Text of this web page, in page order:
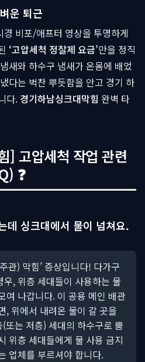
운 퇴근
비포/애프터 영상을 투명하게
‘고압세척 정찰제 요금’만을 정직
새와 하수구 냄새가 온몸에 배었
다는 벅찬 뿌듯함을 안고 경기 하
다. 경기하남싱크대막힘 완벽 타
] 고압세척 작업 관련
❓
데 싱크대에서 물이 넘쳐요.
관) 막힘’ 증상입니다! 다가구
, 위층 세대들이 사용하는 물
여 나갑니다. 이 공용 메인 배관
, 위에서 내려온 물이 갈 곳을
또는 저층) 세대의 하수구로 뿜
위층 세대들에게 물 사용 금지
업체를 부르셔야 합니다.